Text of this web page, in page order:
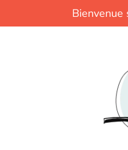
Bienvenue